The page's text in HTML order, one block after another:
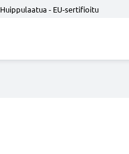
Huippulaatua - EU-sertifioitu